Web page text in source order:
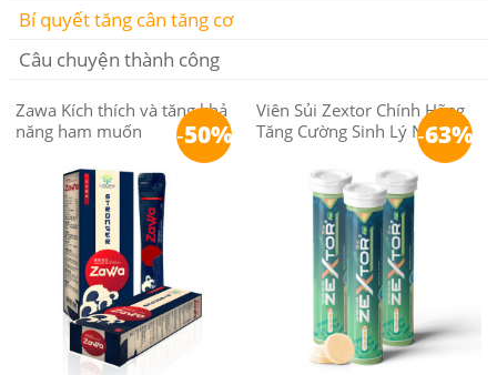
Bí quyết tăng cân tăng cơ
Câu chuyện thành công
Zawa Kích thích và tăng khả
năng ham muốn
-50%
Viên Sủi Zextor Chính Hãng
Tăng Cường Sinh Lý Nam
-63%